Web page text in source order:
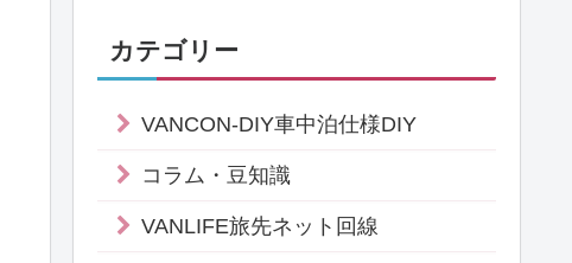
カテゴリー
VANCON-DIY車中泊仕様DIY
コラム・豆知識
VANLIFE旅先ネット回線